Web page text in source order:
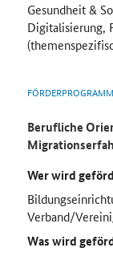
Gesundheit &
Digitalisierung,
FÖRDERPROGRAMM
Berufliche
Wer wird
Verband/
Was wird